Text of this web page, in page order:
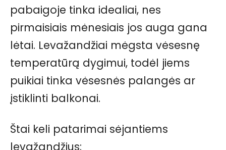
pabaigoje tinka idealiai, nes
pirmaisiais mėnesiais jos auga gana
lėtai. Levažandžiai mėgsta vėsesnę
temperatūrą dygimui, todėl jiems
puikiai tinka vėsesnės palangės ar
įstiklinti balkonai.
Štai keli patarimai sėjantiems
levažandžius: